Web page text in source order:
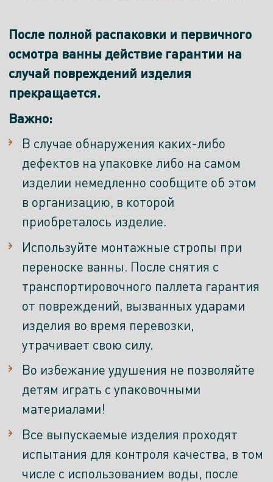
После полной распаковки и первичного
осмотра ванны действие гарантии на
случай повреждений изделия
прекращается.
Важно:
В случае обнаружения каких-либо
дефектов на упаковке либо на самом
изделии немедленно сообщите об этом
в организацию, в которой
приобреталось изделие.
Используйте монтажные стропы при
переноске ванны. После снятия с
транспортировочного паллета гарантия
от повреждений, вызванных ударами
изделия во время перевозки,
утрачивает свою силу.
Во избежание удушения не позволяйте
детям играть с упаковочными
материалами!
Все выпускаемые изделия проходят
испытания для контроля качества, в том
числе с использованием воды, после